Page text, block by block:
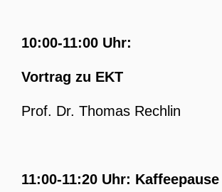
10:00-11:00 Uhr:
Vortrag zu EKT
Prof. Dr. Thomas Rechlin
11:00-11:20 Uhr: Kaffeepause